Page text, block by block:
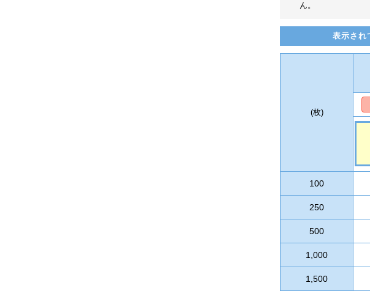
ん。
表示され
(枚)
100
250
500
1,000
1,500